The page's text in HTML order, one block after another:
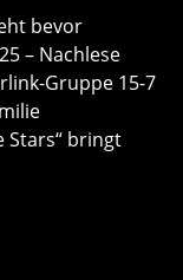
bevor
– Nachlese
Gruppe 15-7
Stars“ bringt